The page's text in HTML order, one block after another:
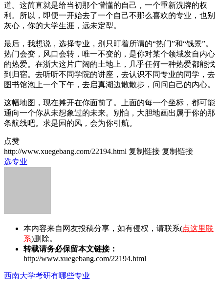
道。这简直就是给当初那个懵懂的自己，一个重新洗牌的权
利。所以，即便一开始去了一个自己不那么喜欢的专业，也别
灰心，你的大学生涯，远未定型。
最后，我想说，选择专业，别只盯着所谓的“热门”和“钱景”。
热门会变，风口会转，唯一不变的，是你对某个领域发自内心
的热爱。在浙大这片广阔的土地上，几乎任何一种热爱都能找
到归宿。去听听不同学院的讲座，去认识不同专业的同学，去
图书馆泡上一个下午，去启真湖边散散步，问问自己的内心。
这幅地图，现在摊开在你面前了。上面的每一个坐标，都可能
通向一个你从未想象过的未来。别怕，大胆地画出属于你的那
条航线吧。求是园的风，会为你引航。
点赞
http://www.xuegebang.com/22194.html 复制链接 复制链接
选专业
本内容来自网友投稿分享，如有侵权，请联系(点这里联
系)删除。
转载请务必保留本文链接：
http://www.xuegebang.com/22194.html
西南大学考研有哪些专业